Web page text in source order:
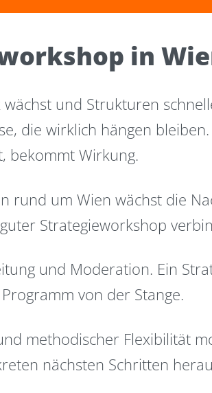
in
und Strukturen
die wirklich hängen
bekommt Wirkung.
rund um Wien wächst die
Strategieworkshop
und Moderation. Ein
von der Stange.
methodischer Flexibilität
nächsten Schritten